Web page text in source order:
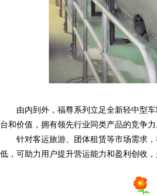
由内到外，福尊系列立足全新轻中型
台和价值，拥有领先行业同类产品的竞争力
针对客运旅游、团体租赁等市场需求
低，可助力用户提升营运能力和盈利创收